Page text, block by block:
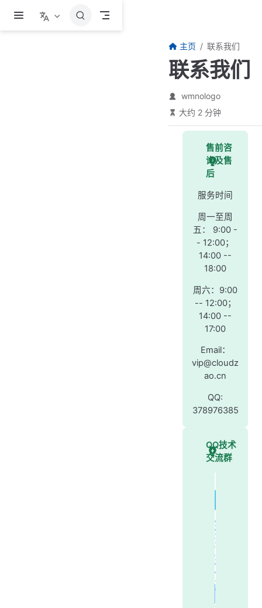
跳至主要內容
主页 联系我们
联系我们
wmnologo
大约 2 分钟
售前咨
询及售
后
服务时间
周一至周
五： 9:00 -
- 12:00；
14:00 --
18:00
周六：9:00
-- 12:00；
14:00 --
17:00
Email：
vip@cloudz
ao.cn
QQ:
378976385
QQ技术
交流群